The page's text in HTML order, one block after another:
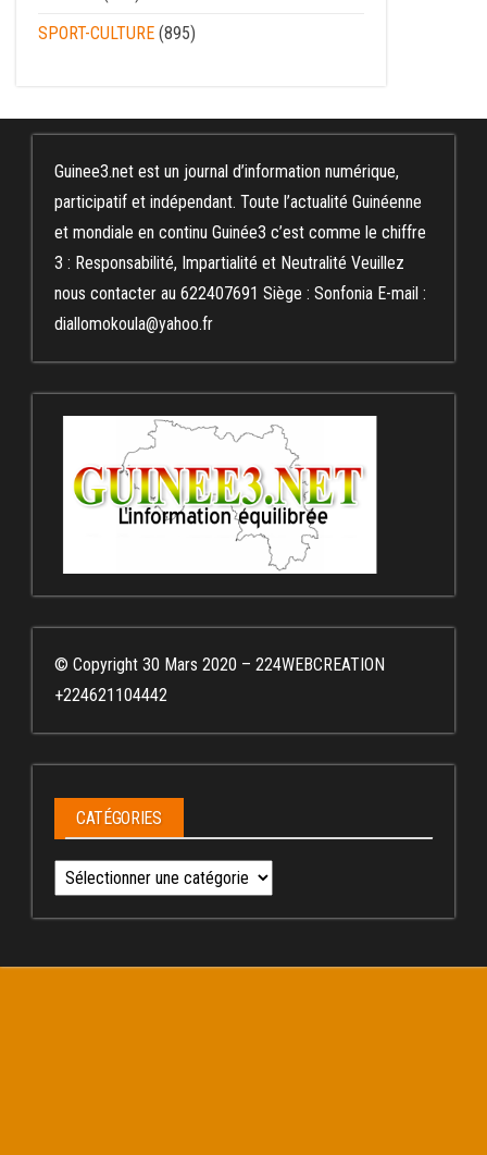
SPORT-CULTURE (895)
Guinee3.net est un journal d’information numérique,
participatif et indépendant. Toute l’actualité Guinéenne
et mondiale en continu Guinée3 c’est comme le chiffre
3 : Responsabilité, Impartialité et Neutralité Veuillez
nous contacter au 622407691 Siège : Sonfonia E-mail :
diallomokoula@yahoo.fr
© Copyright 30 Mars 2020 – 224WEBCREATION
+224621104442
CATÉGORIES
Catégories